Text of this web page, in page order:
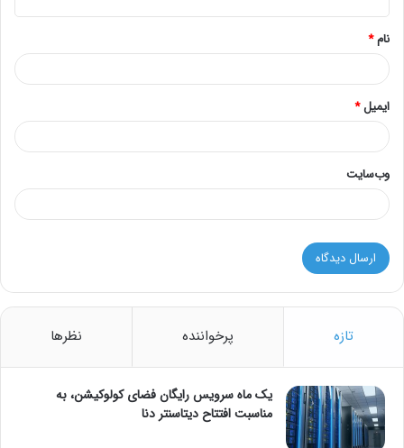
*
نام*
ایمیل*
وب‌سایت
تازه پرخواننده نظرها
یک ماه سرویس رایگان فضای کولوکیشن، به
مناسبت افتتاح دیتاسنتر دنا